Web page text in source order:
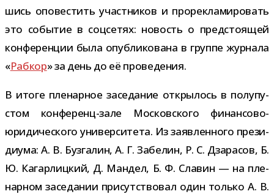
шись опо­ве­стить участ­ни­ков и про­ре­кла­ми­ро­вать
это собы­тие в соц­се­тях: новость о пред­сто­я­щей
кон­фе­рен­ции была опуб­ли­ко­вана в группе жур­нала
«Рабкор» за день до её проведения.
В итоге пле­нар­ное засе­да­ние откры­лось в полу­пу­
стом конференц-​зале Московского финансово-​
юридического уни­вер­си­тета. Из заяв­лен­ного пре­зи­
ди­ума: А. В. Бузгалин, А. Г. Забелин, Р. С. Дзарасов, Б.
Ю. Кагарлицкий, Д. Мандел, Б. Ф. Славин — на пле­
нар­ном засе­да­нии при­сут­ство­вал один только А. В.